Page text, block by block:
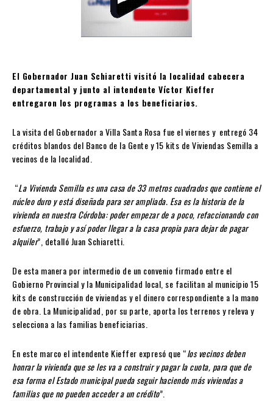
El Gobernador Juan Schiaretti visitó la localidad cabecera
departamental y junto al intendente Víctor Kieffer
entregaron los programas a los beneficiarios.
La visita del Gobernador a Villa Santa Rosa fue el viernes y entregó 34
créditos blandos del Banco de la Gente y 15 kits de Viviendas Semilla a
vecinos de la localidad.
“La Vivienda Semilla es una casa de 33 metros cuadrados que contiene el
núcleo duro y está diseñada para ser ampliada. Esa es la historia de la
vivienda en nuestra Córdoba: poder empezar de a poco, refaccionando con
esfuerzo, trabajo y así poder llegar a la casa propia para dejar de pagar
alquiler”, detalló Juan Schiaretti.
De esta manera por intermedio de un convenio firmado entre el
Gobierno Provincial y la Municipalidad local, se facilitan al municipio 15
kits de construcción de viviendas y el dinero correspondiente a la mano
de obra. La Municipalidad, por su parte, aporta los terrenos y releva y
selecciona a las familias beneficiarias.
En este marco el intendente Kieffer expresó que “los vecinos deben
honrar la vivienda que se les va a construir y pagar la cuota, para que de
esa forma el Estado municipal pueda seguir haciendo más viviendas a
familias que no pueden acceder a un crédito”.